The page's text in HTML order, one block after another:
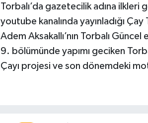
Torbalı’da gazetecilik adına ilkleri
youtube kanalında yayınladığı
Adem Aksakallı’nın Torbalı
9. bölümünde yapımı geciken
Çayı projesi ve son dönemdeki